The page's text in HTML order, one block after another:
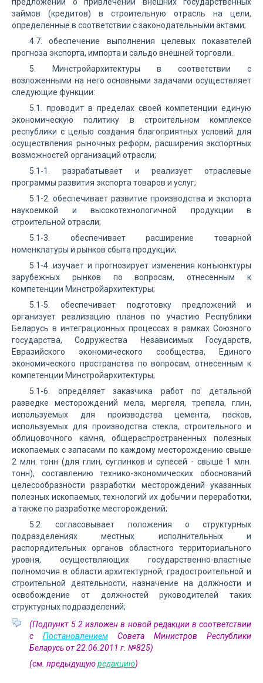
займов (кредитов) в строительную отрасль на цели,
определенные в соответствии с законодательными актами;
4.7. обеспечение выполнения целевых показателей
прогноза экспорта, импорта и сальдо внешней торговли.
5. Минстройархитектуры в соответствии с
возложенными на него основными задачами осуществляет
следующие функции:
5.1. проводит в пределах своей компетенции единую
экономическую политику в строительном комплексе
республики с целью создания благоприятных условий для
осуществления рыночных реформ, расширения экспортных
возможностей организаций отрасли;
5.1-1. разрабатывает и реализует отраслевые
программы развития экспорта товаров и услуг;
5.1-2. обеспечивает развитие производства и экспорта
наукоемкой и высокотехнологичной продукции в
строительной отрасли;
5.1-3. обеспечивает расширение товарной
номенклатуры и рынков сбыта продукции;
5.1-4. изучает и прогнозирует изменения конъюнктуры
зарубежных рынков по вопросам, отнесенным к
компетенции Минстройархитектуры;
5.1-5. обеспечивает подготовку предложений и
организует реализацию планов по участию Республики
Беларусь в интеграционных процессах в рамках Союзного
государства, Содружества Независимых Государств,
Евразийского экономического сообщества, Единого
экономического пространства по вопросам, отнесенным к
компетенции Минстройархитектуры;
5.1-6. определяет заказчика работ по детальной
разведке месторождений мела, мергеля, трепела, глин,
используемых для производства цемента, песков,
используемых для производства стекла, строительного и
облицовочного камня, общераспространенных полезных
ископаемых с запасами по каждому месторождению свыше
2 млн. тонн (для глин, суглинков и супесей - свыше 1 млн.
тонн), составлению технико-экономических обоснований
целесообразности разработки месторождений указанных
полезных ископаемых, технологий их добычи и переработки,
а также по разработке месторождений;
5.2. согласовывает положения о структурных
подразделениях местных исполнительных и
распорядительных органов областного территориального
уровня, осуществляющих государственно-властные
полномочия в области архитектурной, градостроительной и
строительной деятельности, назначение на должности и
освобождение от должностей руководителей таких
структурных подразделений;
(Подпункт 5.2 изложен в новой редакции в соответствии
с Постановлением Совета Министров Республики
Беларусь от 22.06.2011 г. №825)
(см. предыдущуюредакцию)